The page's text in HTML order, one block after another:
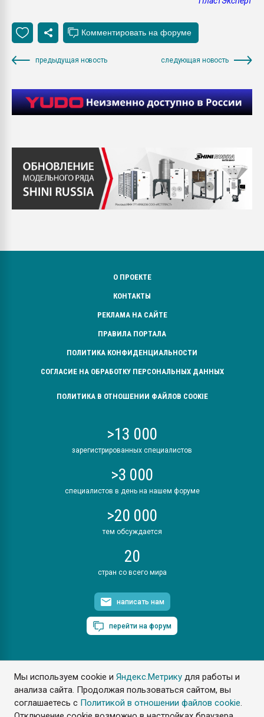
Мы используем cookie иЯндекс.Метрику для работы и
анализа сайта. Продолжая пользоваться сайтом, вы
соглашаетесь с Политикой в отношении файлов cookie.
предыдущая новость следующая новость
О ПРОЕКТЕ
КОНТАКТЫ
РЕКЛАМА НА САЙТЕ
ПРАВИЛА ПОРТАЛА
ПОЛИТИКА КОНФИДЕНЦИАЛЬНОСТИ
СОГЛАСИЕ НА ОБРАБОТКУ ПЕРСОНАЛЬНЫХ ДАННЫХ
ПОЛИТИКА В ОТНОШЕНИИ ФАЙЛОВ COOKIE
>13 000
зарегистрированных специалистов
>3 000
специалистов в день на нашем форуме
>20 000
тем обсуждается
20
стран со всего мира
написать нам
перейти на форум
ПластЭксперт © 2006. Все права защищены
Разрешается копирование материалов сайта с обязательной
ссылкой на www.e-plastic.ru
Разработка сайта